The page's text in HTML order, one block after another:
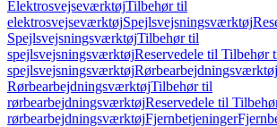
ElektrosvejseværktøjTilbehør til
elektrosvejseværktøjSpejlsvejsningsværktøj
SpejlsvejsningsværktøjTilbehør til
spejlsvejsningsværktøjReservedele til Tilbehør
spejlsvejsningsværktøjRørbearbejdningsværktøj
RørbearbejdningsværktøjTilbehør til
rørbearbejdningsværktøjReservedele til
rørbearbejdningsværktøjFjernbetjeninger